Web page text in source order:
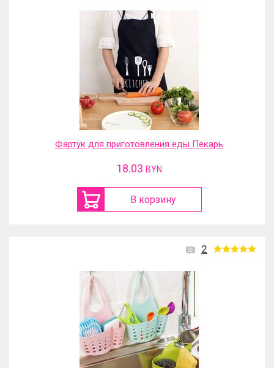
Фартук для приготовления еды Пекарь
18.03 BYN
В корзину
2